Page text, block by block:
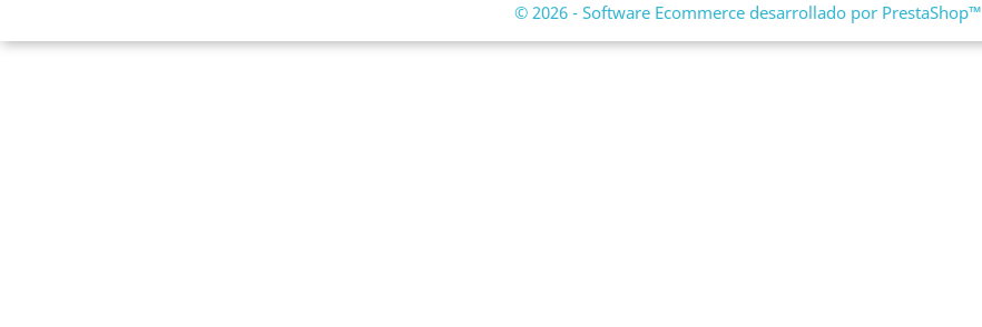
© 2026 - Software Ecommerce desarrollado por PrestaShop™